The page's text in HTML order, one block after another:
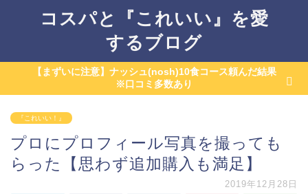
コスパと『これいい』を愛
するブログ
【まずいに注意】ナッシュ(nosh)10食コース頼んだ結果
※口コミ多数あり
『これいい！』
プロにプロフィール写真を撮っても
らった【思わず追加購入も満足】
2019年12月28日